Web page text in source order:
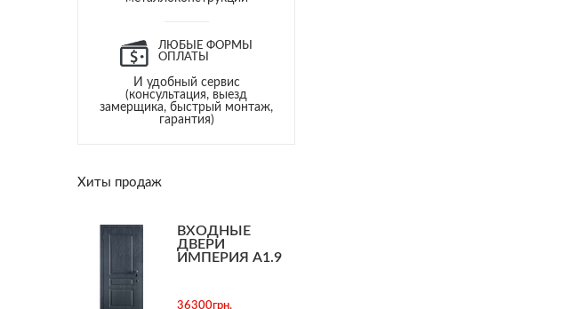
ЛЮБЫЕ ФОРМЫ
ОПЛАТЫ
И удобный сервис
(консультация, выезд
замерщика, быстрый монтаж,
гарантия)
Хиты продаж
ВХОДНЫЕ
ДВЕРИ
ИМПЕРИЯ А1.9
36300грн.